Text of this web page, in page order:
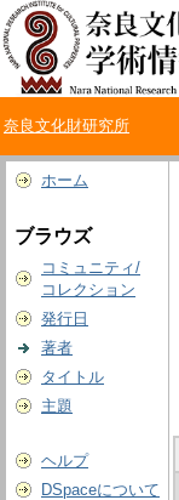
奈良文化財研究所
ホーム
ブラウズ
コミュニティ/
コレクション
発行日
著者
タイトル
主題
ヘルプ
DSpaceについて